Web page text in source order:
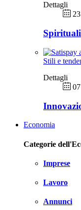
Dettagli
Stili e
Dettagli
Economia
Categorie
Imprese
Lavoro
Annunci